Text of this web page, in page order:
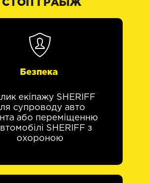
СТОП ГРАБІЖ
Безпека
екіпажу SHERIFF
супроводу авто
або переміщенню
SHERIFF з
охороною